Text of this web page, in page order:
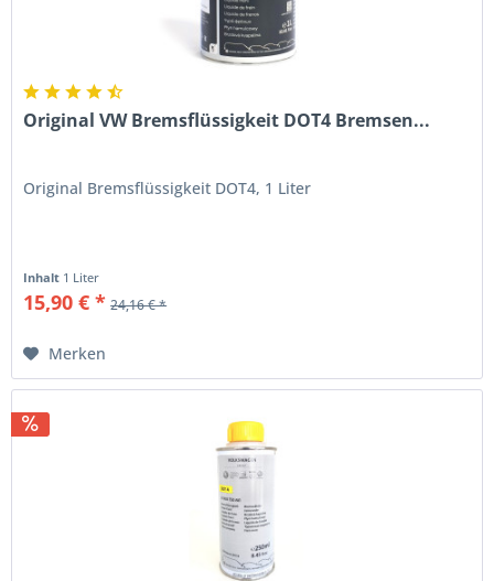
Original VW Bremsflüssigkeit DOT4 Bremsen...
Original Bremsflüssigkeit DOT4, 1 Liter
Inhalt 1 Liter
15,90 € * 24,16 € *
Merken